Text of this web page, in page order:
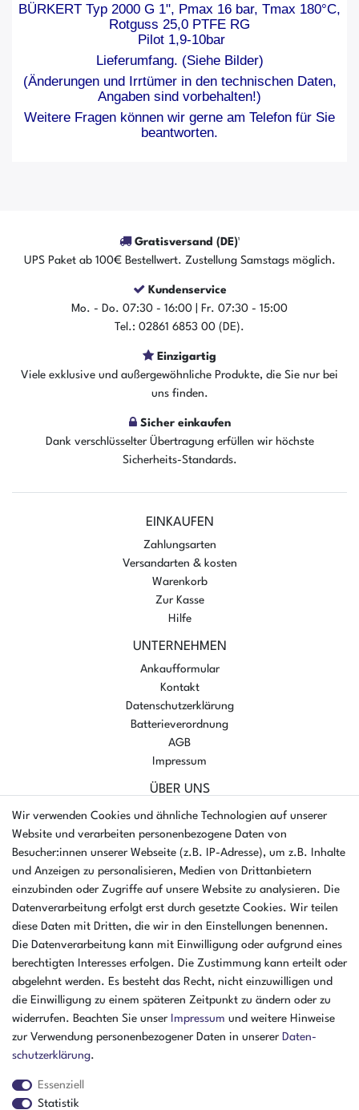
BÜRKERT Typ 2000 G 1", Pmax 16 bar, Tmax 180°C,
Rotguss 25,0 PTFE RG
Pilot 1,9-10bar
Lieferumfang. (Siehe Bilder)
(Änderungen und Irrtümer in den technischen Daten,
Angaben sind vorbehalten!)
Weitere Fragen können wir gerne am Telefon für Sie
beantworten.
Gratisversand (DE)¹
UPS Paket ab 100€ Bestellwert. Zustellung Samstags möglich.
Kundenservice
Mo. - Do. 07:30 - 16:00 | Fr. 07:30 - 15:00
Tel.: 02861 6853 00 (DE).
Einzigartig
Viele exklusive und außergewöhnliche Produkte, die Sie nur bei
uns finden.
Sicher einkaufen
Dank verschlüsselter Übertragung erfüllen wir höchste
Sicherheits-Standards.
EINKAUFEN
Zahlungsarten
Versandarten & kosten
Warenkorb
Zur Kasse
Hilfe
UNTERNEHMEN
Ankaufformular
Kontakt
Datenschutzerklärung
Batterieverordnung
AGB
Impressum
ÜBER UNS
AMIKON GMBH
Einsteinstr. 8a
46325 Borken
Deutschland
Öffnungszeiten Montag - Donnerstag
07:30 - 16:00 Uhr
Öffnungszeiten Freitag
07:30 - 15:00 Uhr
ZAHLUNGSARTEN
Wir verwenden Cookies und ähnliche Technologien auf unserer
Website und verarbeiten personenbezogene Daten von
Besucher:innen unserer Webseite (z.B. IP-Adresse), um z.B. Inhalte
und Anzeigen zu personalisieren, Medien von Drittanbietern
einzubinden oder Zugriffe auf unsere Website zu analysieren. Die
Datenverarbeitung erfolgt erst durch gesetzte Cookies. Wir teilen
diese Daten mit Dritten, die wir in den Einstellungen benennen.
Die Datenverarbeitung kann mit Einwilligung oder aufgrund eines
berechtigten Interesses erfolgen. Die Zustimmung kann erteilt oder
abgelehnt werden. Es besteht das Recht, nicht einzuwilligen und
die Einwilligung zu einem späteren Zeitpunkt zu ändern oder zu
widerrufen. Beachten Sie unser Impressum und weitere Hinweise
zur Verwendung personenbezogener Daten in unserer Daten­
schutz­erklärung.
Essenziell
Statistik